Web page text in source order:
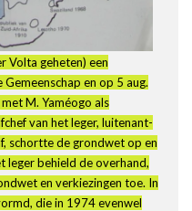
Volta geheten) een
en op 5 aug.
M. Yaméogo als
van het leger, luitenant-
schortte de grondwet op en
leger behield de overhand,
en verkiezingen toe. In
die in 1974 evenwel